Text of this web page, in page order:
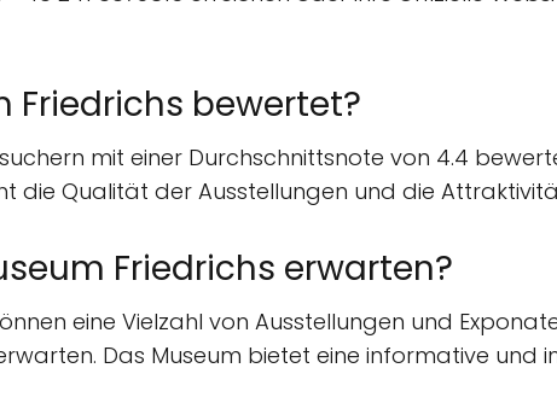
Friedrichs bewertet?
mit einer Durchschnittsnote von 4.4
die Qualität der Ausstellungen und die
Friedrichs erwarten?
eine Vielzahl von Ausstellungen und
Das Museum bietet eine informative und